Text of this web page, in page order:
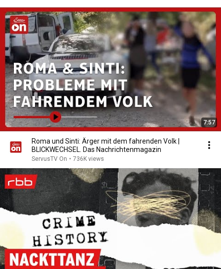
7:57
Roma und Sinti: Ärger mit dem fahrenden Volk |
BLICKWECHSEL. Das Nachrichtenmagazin
ServusTV On • 736K views